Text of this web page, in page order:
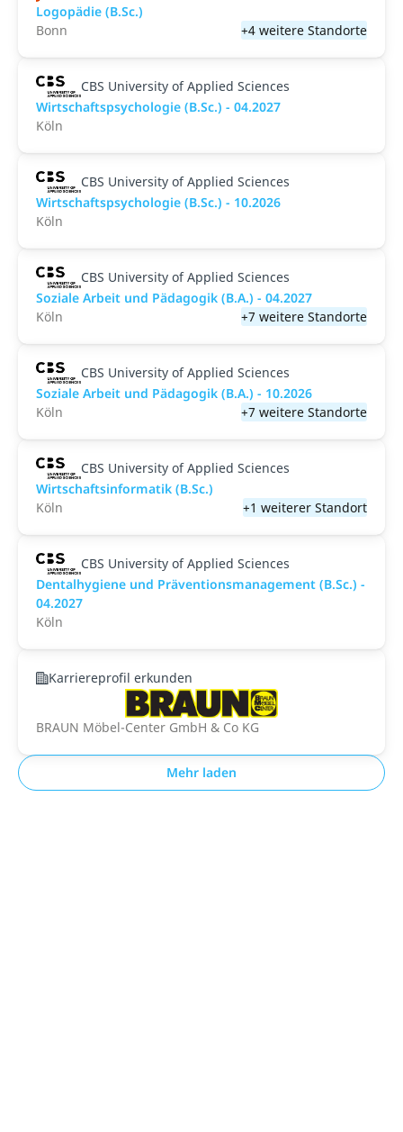
Logopädie (B.Sc.)
Bonn
+4 weitere Standorte
CBS University of Applied Sciences
Wirtschaftspsychologie (B.Sc.) - 04.2027
Köln
CBS University of Applied Sciences
Wirtschaftspsychologie (B.Sc.) - 10.2026
Köln
CBS University of Applied Sciences
Soziale Arbeit und Pädagogik (B.A.) - 04.2027
Köln
+7 weitere Standorte
CBS University of Applied Sciences
Soziale Arbeit und Pädagogik (B.A.) - 10.2026
Köln
+7 weitere Standorte
CBS University of Applied Sciences
Wirtschaftsinformatik (B.Sc.)
Köln
+1 weiterer Standort
CBS University of Applied Sciences
Dentalhygiene und Präventionsmanagement (B.Sc.) -
04.2027
Köln
Karriereprofil erkunden
BRAUN Möbel-Center GmbH & Co KG
Mehr laden